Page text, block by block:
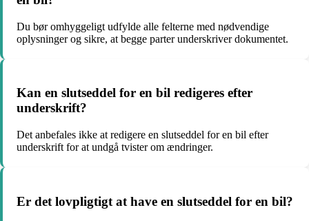
Du bør omhyggeligt udfylde alle felterne med nødvendige
oplysninger og sikre, at begge parter underskriver dokumentet.
Kan en slutseddel for en bil redigeres efter
underskrift?
Det anbefales ikke at redigere en slutseddel for en bil efter
underskrift for at undgå tvister om ændringer.
Er det lovpligtigt at have en slutseddel for en bil?